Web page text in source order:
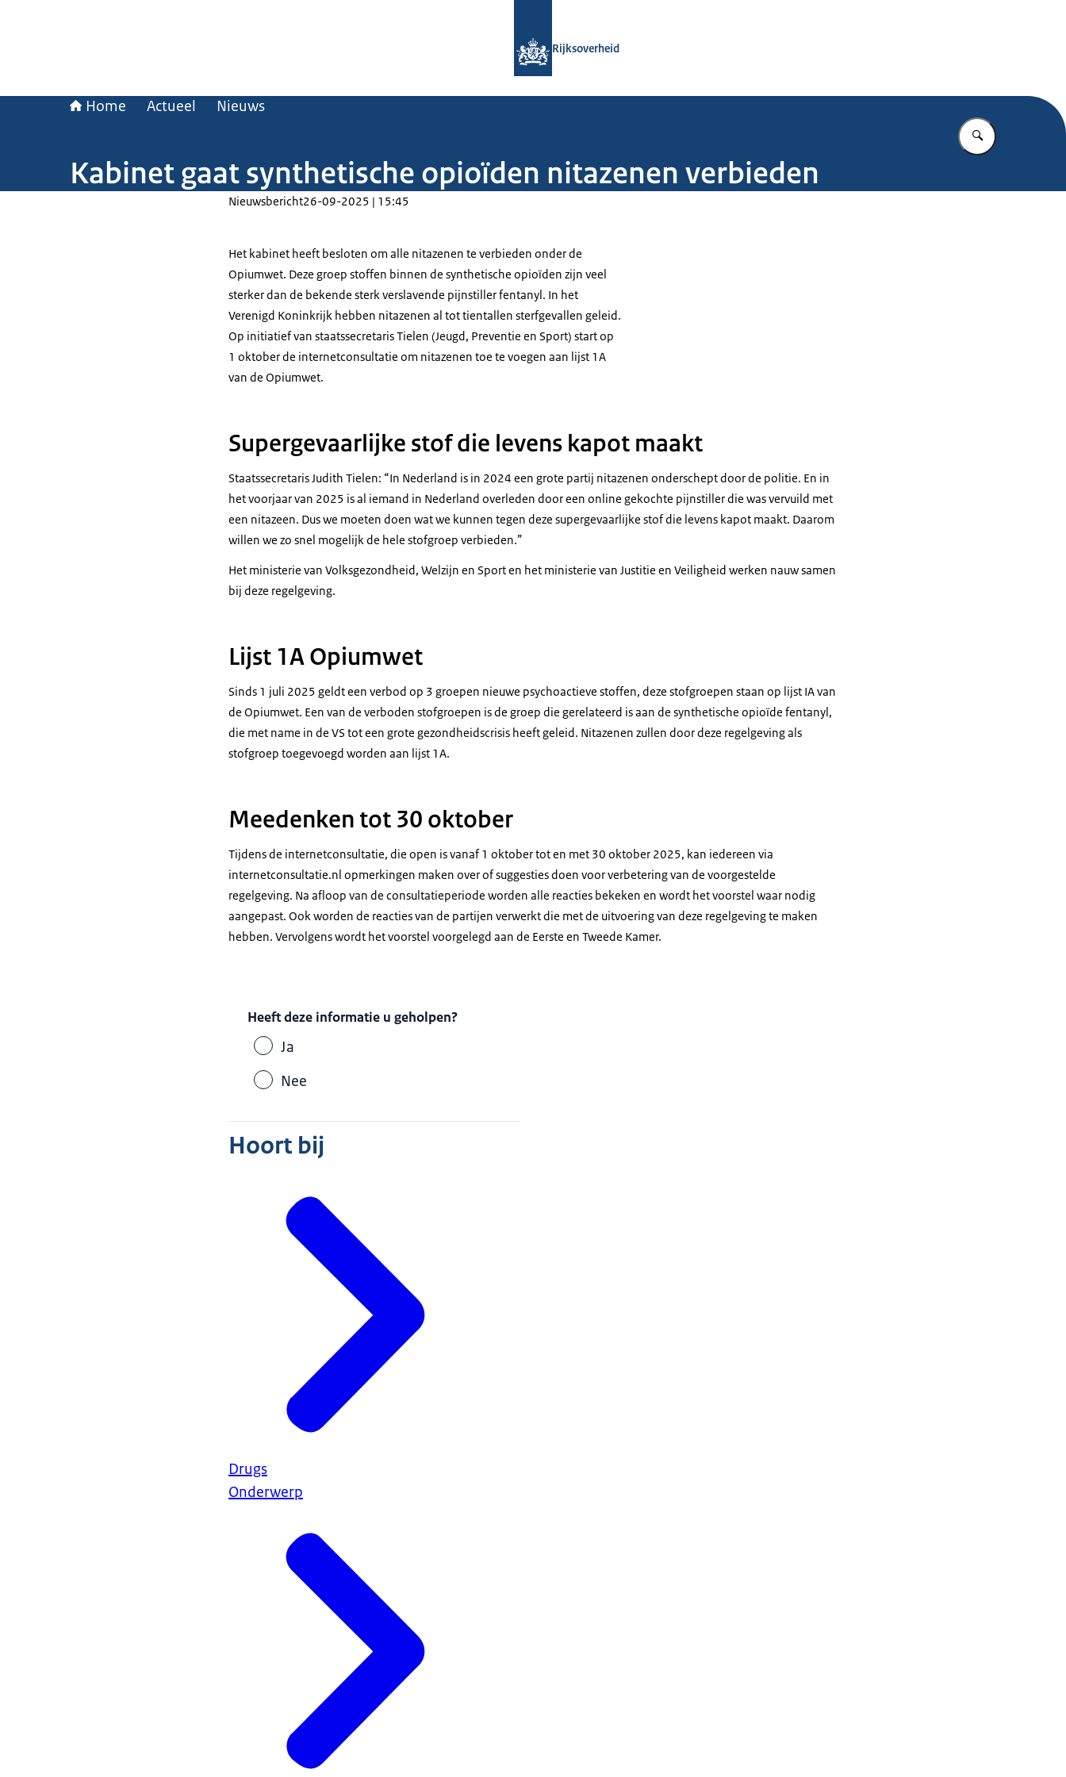
Rijksoverheid
Home Actueel Nieuws
Vul in wat u
Kabinet gaat synthetische opioïden nitazenen verbieden
Nieuwsbericht26-09-2025 | 15:45
Het kabinet heeft besloten om alle nitazenen te verbieden onder de
Opiumwet. Deze groep stoffen binnen de synthetische opioïden zijn veel
sterker dan de bekende sterk verslavende pijnstiller fentanyl. In het
Verenigd Koninkrijk hebben nitazenen al tot tientallen sterfgevallen geleid.
Op initiatief van staatssecretaris Tielen (Jeugd, Preventie en Sport) start op
1 oktober de internetconsultatie om nitazenen toe te voegen aan lijst 1A
van de Opiumwet.
Supergevaarlijke stof die levens kapot maakt
Staatssecretaris Judith Tielen: “In Nederland is in 2024 een grote partij nitazenen onderschept door de politie. En in
het voorjaar van 2025 is al iemand in Nederland overleden door een online gekochte pijnstiller die was vervuild met
een nitazeen. Dus we moeten doen wat we kunnen tegen deze supergevaarlijke stof die levens kapot maakt. Daarom
willen we zo snel mogelijk de hele stofgroep verbieden.”
Het ministerie van Volksgezondheid, Welzijn en Sport en het ministerie van Justitie en Veiligheid werken nauw samen
bij deze regelgeving.
Lijst 1A Opiumwet
Sinds 1 juli 2025 geldt een verbod op 3 groepen nieuwe psychoactieve stoffen, deze stofgroepen staan op lijst IA van
de Opiumwet. Een van de verboden stofgroepen is de groep die gerelateerd is aan de synthetische opioïde fentanyl,
die met name in de VS tot een grote gezondheidscrisis heeft geleid. Nitazenen zullen door deze regelgeving als
stofgroep toegevoegd worden aan lijst 1A.
Meedenken tot 30 oktober
Tijdens de internetconsultatie, die open is vanaf 1 oktober tot en met 30 oktober 2025, kan iedereen via
internetconsultatie.nl opmerkingen maken over of suggesties doen voor verbetering van de voorgestelde
regelgeving. Na afloop van de consultatieperiode worden alle reacties bekeken en wordt het voorstel waar nodig
aangepast. Ook worden de reacties van de partijen verwerkt die met de uitvoering van deze regelgeving te maken
hebben. Vervolgens wordt het voorstel voorgelegd aan de Eerste en Tweede Kamer.
Heeft deze informatie u geholpen?
Ja
Nee
Hoort bij
Drugs
Onderwerp